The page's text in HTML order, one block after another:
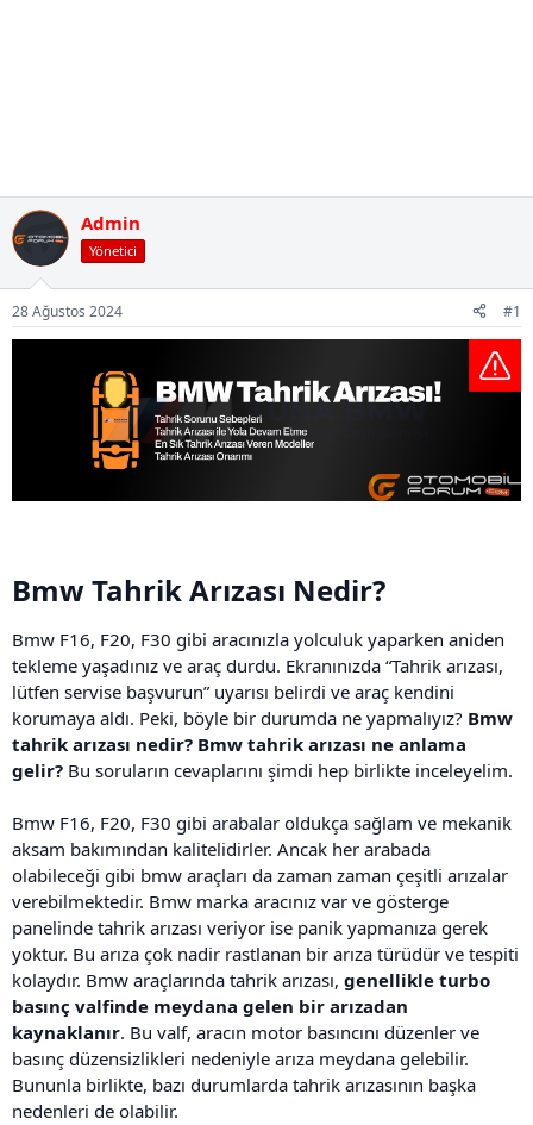
Admin
Yönetici
28 Ağustos 2024 #1
Bmw Tahrik Arızası Nedir?
Bmw F16, F20, F30 gibi aracınızla yolculuk yaparken aniden
tekleme yaşadınız ve araç durdu. Ekranınızda “Tahrik arızası,
lütfen servise başvurun” uyarısı belirdi ve araç kendini
korumaya aldı. Peki, böyle bir durumda ne yapmalıyız? Bmw
tahrik arızası nedir? Bmw tahrik arızası ne anlama
gelir? Bu soruların cevaplarını şimdi hep birlikte inceleyelim.
Bmw F16, F20, F30 gibi arabalar oldukça sağlam ve mekanik
aksam bakımından kalitelidirler. Ancak her arabada
olabileceği gibi bmw araçları da zaman zaman çeşitli arızalar
verebilmektedir. Bmw marka aracınız var ve gösterge
panelinde tahrik arızası veriyor ise panik yapmanıza gerek
yoktur. Bu arıza çok nadir rastlanan bir arıza türüdür ve tespiti
kolaydır. Bmw araçlarında tahrik arızası, genellikle turbo
basınç valfinde meydana gelen bir arızadan
kaynaklanır. Bu valf, aracın motor basıncını düzenler ve
basınç düzensizlikleri nedeniyle arıza meydana gelebilir.
Bununla birlikte, bazı durumlarda tahrik arızasının başka
nedenleri de olabilir.